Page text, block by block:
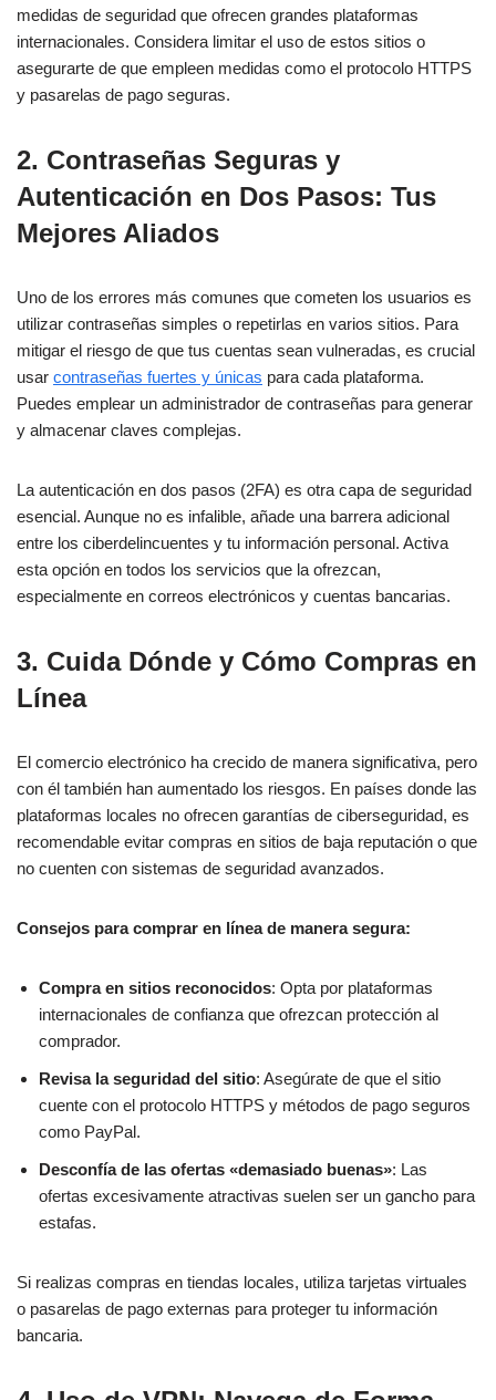
medidas de seguridad que ofrecen grandes plataformas
internacionales. Considera limitar el uso de estos sitios o
asegurarte de que empleen medidas como el protocolo HTTPS
y pasarelas de pago seguras.
2. Contraseñas Seguras y
Autenticación en Dos Pasos: Tus
Mejores Aliados
Uno de los errores más comunes que cometen los usuarios es
utilizar contraseñas simples o repetirlas en varios sitios. Para
mitigar el riesgo de que tus cuentas sean vulneradas, es crucial
usar contraseñas fuertes y únicas para cada plataforma.
Puedes emplear un administrador de contraseñas para generar
y almacenar claves complejas.
La autenticación en dos pasos (2FA) es otra capa de seguridad
esencial. Aunque no es infalible, añade una barrera adicional
entre los ciberdelincuentes y tu información personal. Activa
esta opción en todos los servicios que la ofrezcan,
especialmente en correos electrónicos y cuentas bancarias.
3. Cuida Dónde y Cómo Compras en
Línea
El comercio electrónico ha crecido de manera significativa, pero
con él también han aumentado los riesgos. En países donde las
plataformas locales no ofrecen garantías de ciberseguridad, es
recomendable evitar compras en sitios de baja reputación o que
no cuenten con sistemas de seguridad avanzados.
Consejos para comprar en línea de manera segura:
Compra en sitios reconocidos: Opta por plataformas
internacionales de confianza que ofrezcan protección al
comprador.
Revisa la seguridad del sitio: Asegúrate de que el sitio
cuente con el protocolo HTTPS y métodos de pago seguros
como PayPal.
Desconfía de las ofertas «demasiado buenas»: Las
ofertas excesivamente atractivas suelen ser un gancho para
estafas.
Si realizas compras en tiendas locales, utiliza tarjetas virtuales
o pasarelas de pago externas para proteger tu información
bancaria.